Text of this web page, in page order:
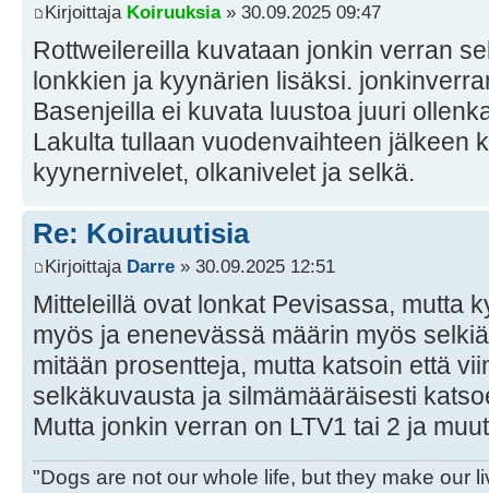
Kirjoittaja Koiruuksia» 30.09.2025 09:47
Rottweilereilla kuvataan jonkin verran
lonkkien ja kyynärien lisäksi.
Basenjeilla ei kuvata luustoa juuri
Lakulta tullaan vuodenvaihteen jälkeen
kyynernivelet, olkanivelet ja selkä.
Re: Koirauutisia
Kirjoittaja Darre » 30.09.2025 12:51
Mitteleillä ovat lonkat Pevisassa, mutta
myös ja enenevässä määrin myös
mitään prosentteja, mutta katsoin että
selkäkuvausta ja silmämääräisesti
Mutta jonkin verran on LTV1 tai 2 ja
"Dogs are not our whole life, but they make our